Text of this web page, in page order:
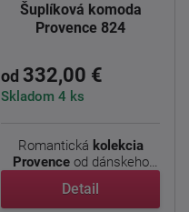
Šuplíková komoda
Provence 824
od 332,00 €
Skladom 4 ks
Romantická kolekcia
Provenceod dánskeho
Detail